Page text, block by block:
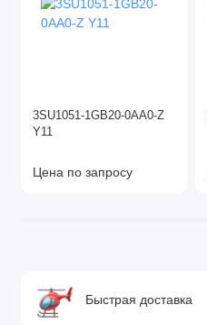
3SU1051-1GB20-0AA0-Z
Y11
Цена по запросу
Быстрая доставка